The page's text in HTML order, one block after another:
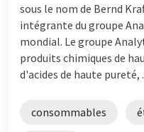
sous le nom de Bernd
intégrante du groupe
mondial. Le groupe
produits chimiques de
d'acides de haute pureté,
consommables